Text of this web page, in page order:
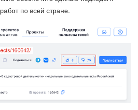
по всей стране.